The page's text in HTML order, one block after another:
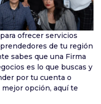
ofrecer servicios
de tu región
sabes que una Firma
es lo que buscas y
por tu cuenta o
opción, aquí te